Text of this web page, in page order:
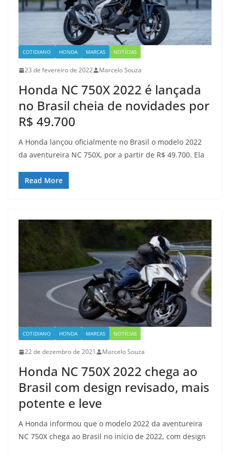
COTIDIANO HONDA MARCAS NOTÍCIAS
23 de fevereiro de 2022 Marcelo Souza
Honda NC 750X 2022 é lançada
no Brasil cheia de novidades por
R$ 49.700
A Honda lançou oficialmente no Brasil o modelo 2022
da aventureira NC 750X, por a partir de R$ 49.700. Ela
Read More
COTIDIANO HONDA MARCAS NOTÍCIAS
22 de dezembro de 2021 Marcelo Souza
Honda NC 750X 2022 chega ao
Brasil com design revisado, mais
potente e leve
A Honda informou que o modelo 2022 da aventureira
NC 750X chega ao Brasil no início de 2022, com design